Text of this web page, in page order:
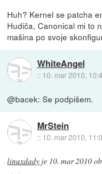
Huh? Kernel se patcha
Hudiča, Canonical mi to
mašina po svoje
WhiteAngel
:: 10. mar 2010,
@bacek: Se podpišem.
MrStein
:: 10. mar 2010,
linuxdady je 10. mar 2010